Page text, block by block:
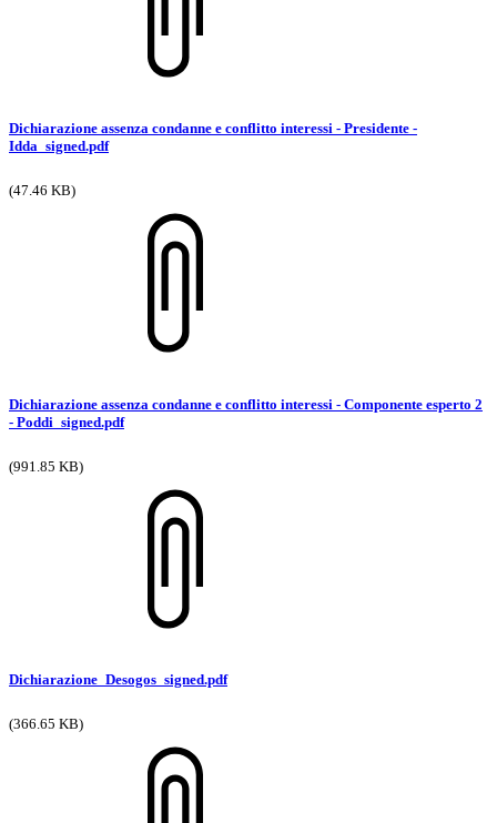
Dichiarazione assenza condanne e conflitto interessi - Presidente -
Idda_signed.pdf
(47.46 KB)
Dichiarazione assenza condanne e conflitto interessi - Componente esperto 2
- Poddi_signed.pdf
(991.85 KB)
Dichiarazione_Desogos_signed.pdf
(366.65 KB)